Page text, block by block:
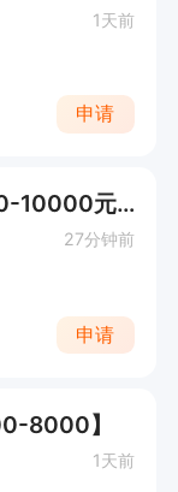
1天前
申请
信息录入专员午休2小时（5000-10000元）
27分钟前
申请
8000】
1天前